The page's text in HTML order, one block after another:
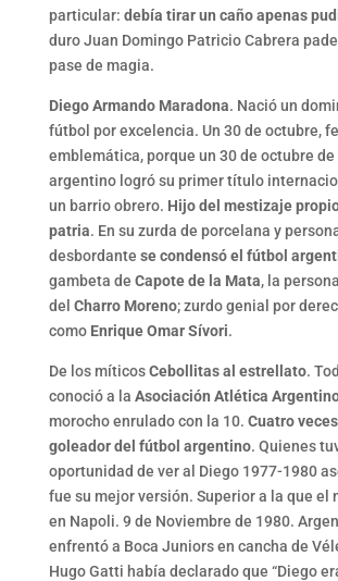
particular: debía tirar un caño apenas
duro Juan Domingo Patricio Cabrera
pase de magia.
Diego Armando Maradona. Nació un
fútbol por excelencia. Un 30 de octubre,
emblemática, porque un 30 de octubre de
argentino logró su primer título
un barrio obrero. Hijo del mestizaje
patria. En su zurda de porcelana y
desbordante se condensó el fútbol
gambeta de Capote de la Mata, la
del Charro Moreno; zurdo genial por
como Enrique Omar Sívori.
De los míticosCebollitas al estrellato.
conoció a la Asociación Atlética
morocho enrulado con la 10. Cuatro
goleador del fútbol argentino. Quienes
oportunidad de ver al Diego 1977-1980
fue su mejor versión. Superior a la que el
en Napoli. 9 de Noviembre de 1980.
enfrentó a Boca Juniors en cancha de
Hugo Gatti había declarado que “Diego